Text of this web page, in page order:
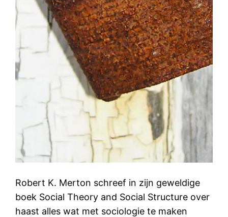
Robert K. Merton schreef in zijn geweldige
boek Social Theory and Social Structure over
haast alles wat met sociologie te maken